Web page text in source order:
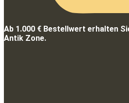
Ab 1.000 € Bestellwert erhalten
Antik Zone.